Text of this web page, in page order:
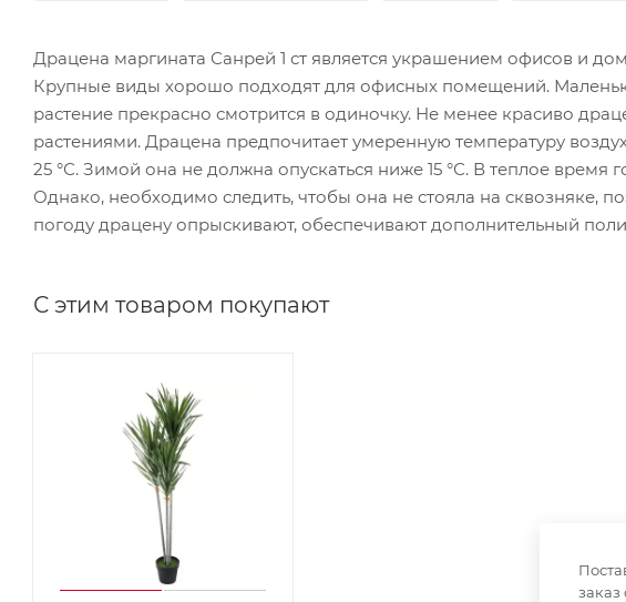
Драцена маргината Санрей 1 ст является украшением офисов и
Крупные виды хорошо подходят для офисных помещений.
растение прекрасно смотрится в одиночку. Не менее красиво
растениями. Драцена предпочитает умеренную температуру
25 °С. Зимой она не должна опускаться ниже 15 °С. В теплое время
Однако, необходимо следить, чтобы она не стояла на сквозняке,
погоду драцену опрыскивают, обеспечивают дополнительный
С этим товаром покупают